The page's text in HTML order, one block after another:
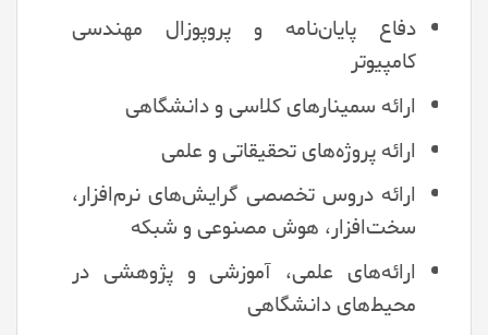
دفاع پایان‌نامه و پروپوزال مهندسی
کامپیوتر
ارائه سمینارهای کلاسی و دانشگاهی
ارائه پروژه‌های تحقیقاتی و علمی
ارائه دروس تخصصی گرایش‌های نرم‌افزار،
سخت‌افزار، هوش مصنوعی و شبکه
ارائه‌های علمی، آموزشی و پژوهشی در
محیط‌های دانشگاهی